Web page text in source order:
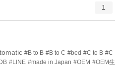
1
#B to B #B to C #bed #C to B #C
#LINE #made in Japan #OEM #OEM生